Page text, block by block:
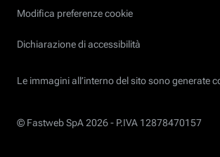
Modifica preferenze cookie
Dichiarazione di accessibilità
Le immagini all’interno del sito sono generate
© Fastweb SpA 2026 - P.IVA 12878470157